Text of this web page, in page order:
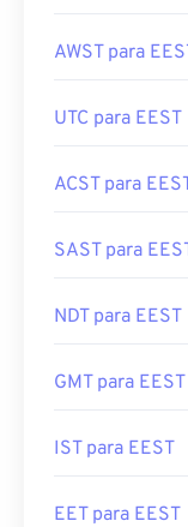
AWST para
UTC para EEST
ACST para
SAST para
NDT para EEST
GMT para EEST
IST para EEST
EET para EEST